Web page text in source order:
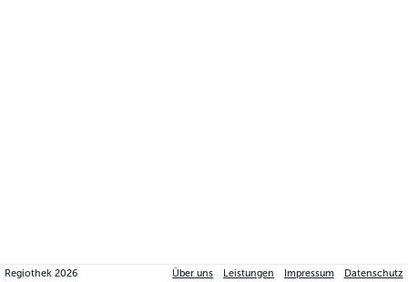
Regiothek2026 Über uns Leistungen Impressum Datenschutz